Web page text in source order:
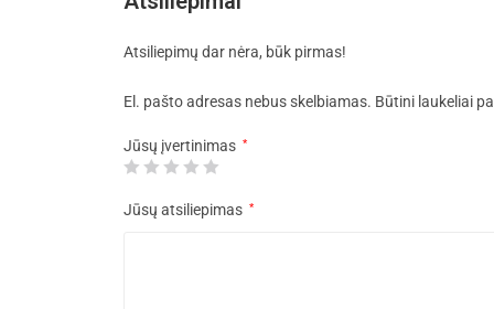
Atsiliepimų dar nėra, būk pirmas!
El. pašto adresas nebus skelbiamas. Būtini laukeliai
Jūsų įvertinimas *
Jūsų atsiliepimas *